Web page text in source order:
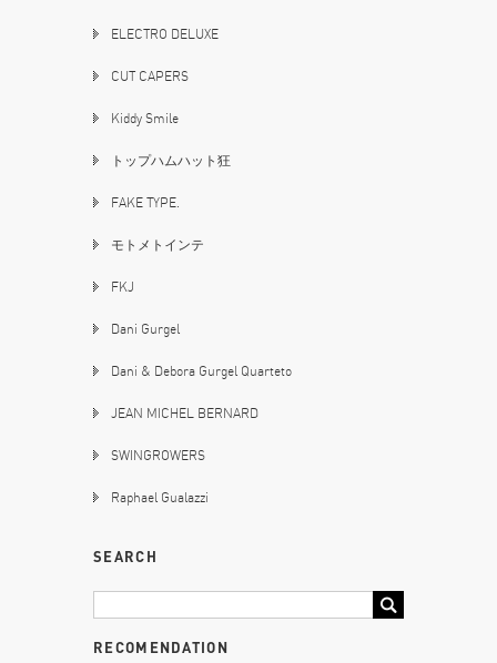
ELECTRO DELUXE
CUT CAPERS
Kiddy Smile
トップハムハット狂
FAKE TYPE.
モトメトインテ
FKJ
Dani Gurgel
Dani & Debora Gurgel Quarteto
JEAN MICHEL BERNARD
SWINGROWERS
Raphael Gualazzi
SEARCH
RECOMENDATION